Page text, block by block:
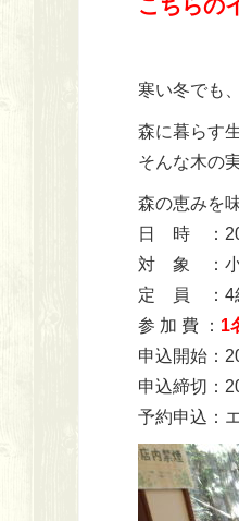
こちらの
寒い冬でも
森に暮らす
そんな木の
森の恵みを
日 時 ：
対 象 ：小
定 員 ：
参 加 費 ： 1
申込開始：
申込締切：
予約申込：